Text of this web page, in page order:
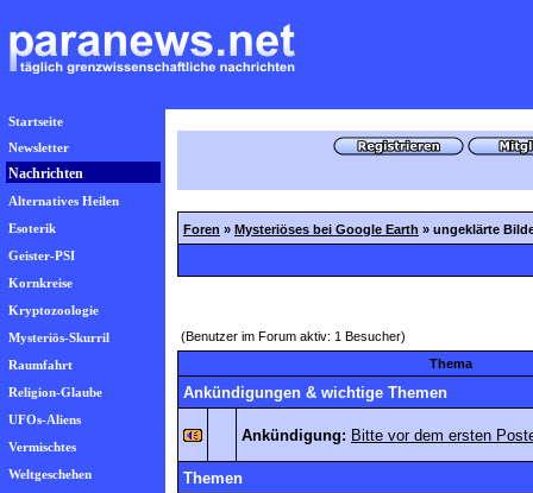
Startseite
Newsletter
Nachrichten
Alternatives Heilen
Esoterik
Geister-PSI
Kornkreise
Kryptozoologie
Mysteriös-Skurril
Raumfahrt
Religion-Glaube
UFOs-Aliens
Vermischtes
Weltgeschehen
Foren » Mysteriöses bei Google Earth » ungeklärte
(Benutzer im Forum aktiv: 1 Besucher)
Thema
Ankündigungen & wichtige Themen
Ankündigung: Bitte vor dem ersten
Themen